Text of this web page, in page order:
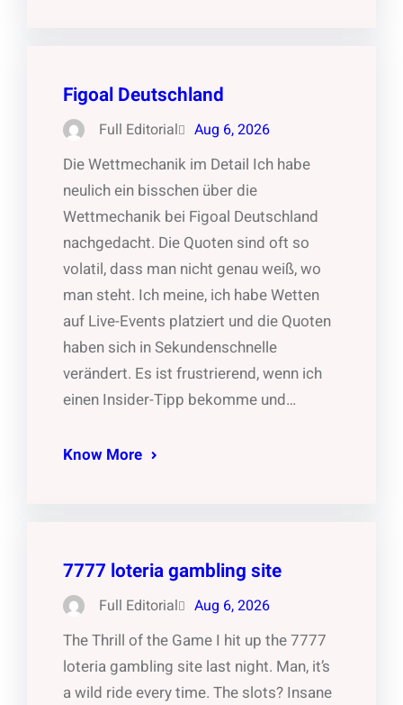
Figoal Deutschland
Full Editorial Aug 6, 2026
Die Wettmechanik im Detail Ich habe
neulich ein bisschen über die
Wettmechanik bei Figoal Deutschland
nachgedacht. Die Quoten sind oft so
volatil, dass man nicht genau weiß, wo
man steht. Ich meine, ich habe Wetten
auf Live-Events platziert und die Quoten
haben sich in Sekundenschnelle
verändert. Es ist frustrierend, wenn ich
einen Insider-Tipp bekomme und…
Know More
7777 loteria gambling site
Full Editorial Aug 6, 2026
The Thrill of the Game I hit up the 7777
loteria gambling site last night. Man, it’s
a wild ride every time. The slots? Insane